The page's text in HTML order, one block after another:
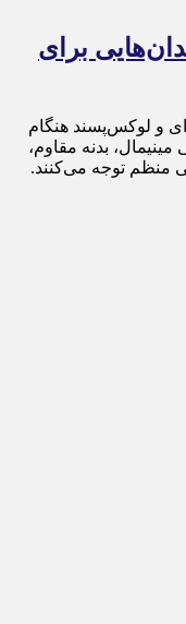
برای
و لوکس‌پسند هنگام
بدنه مقاوم،
منظم توجه می‌کنند.